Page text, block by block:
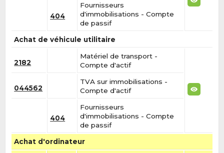
404
Fournisseurs
d'immobilisations - Compte
de passif
Achat de véhicule utilitaire
2182
Matériel de transport -
Compte d'actif
044562
TVA sur immobilisations -
Compte d'actif
404
Fournisseurs
d'immobilisations - Compte
de passif
Achat d'ordinateur